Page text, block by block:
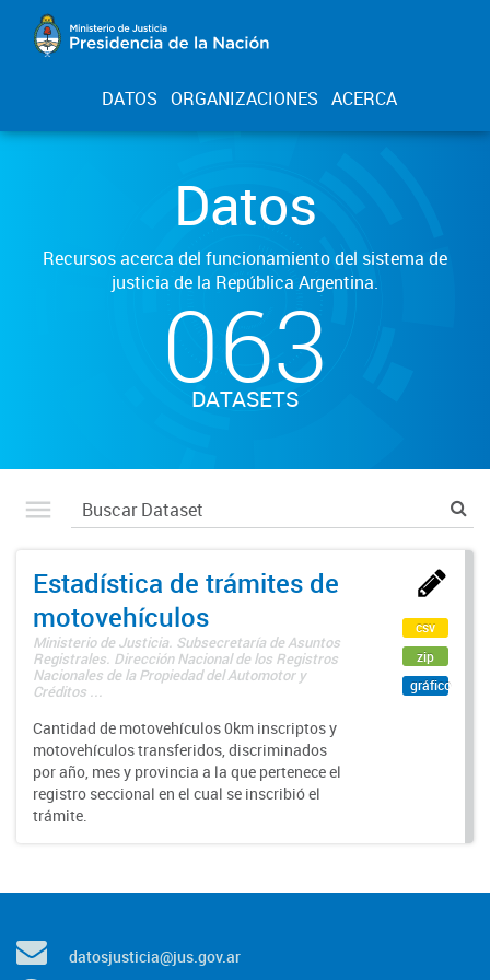
DATOS ORGANIZACIONES ACERCA
Datos
Recursos acerca del funcionamiento del sistema de
justicia de la República Argentina.
063
DATASETS
Estadística de trámites de
motovehículos
Ministerio de Justicia. Subsecretaría de Asuntos
Registrales. Dirección Nacional de los Registros
Nacionales de la Propiedad del Automotor y
Créditos ...
Cantidad de motovehículos 0km inscriptos y
motovehículos transferidos, discriminados
por año, mes y provincia a la que pertenece el
registro seccional en el cual se inscribió el
trámite.
csv
zip
gráfico
datosjusticia@jus.gov.ar